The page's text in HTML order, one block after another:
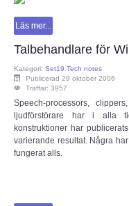
Läs mer...
Talbehandlare för
Kategori: Set19 Tech notes
Publicerad 29 oktober 2006
Träffar: 3957
Speech-processors,
ljudförstörare har i alla
konstruktioner har
varierande resultat. Några
fungerat alls.